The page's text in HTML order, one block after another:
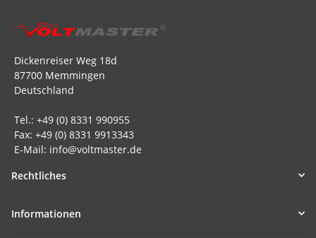
Dickenreiser Weg 18d
87700 Memmingen
Deutschland
Tel.: +49 (0) 8331 990955
Fax: +49 (0) 8331 9913343
E-Mail: info@voltmaster.de
Rechtliches
Informationen